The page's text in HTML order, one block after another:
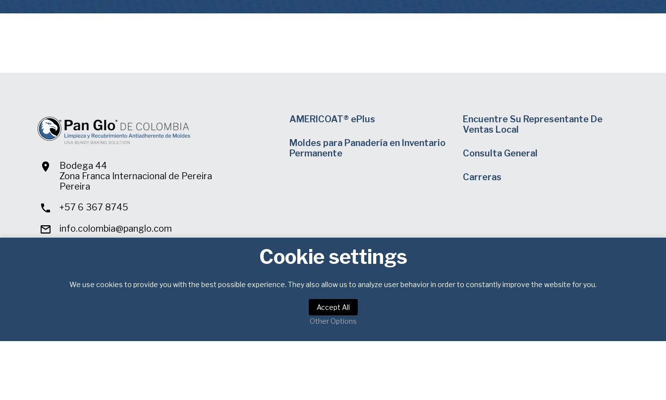
Bodega 44
Zona Franca Internacional de Pereira
Pereira
+57 6 367 8745
info.colombia@panglo.com
AMERICOAT® ePlus
Moldes para Panadería en Inventario
Permanente
Encuentre Su Representante De
Ventas Local
Consulta General
Carreras
Cookie settings
We use cookies to provide you with the best possible experience. They also allow us to analyze user behavior in order to constantly improve the website for you.
Accept All
Other Options